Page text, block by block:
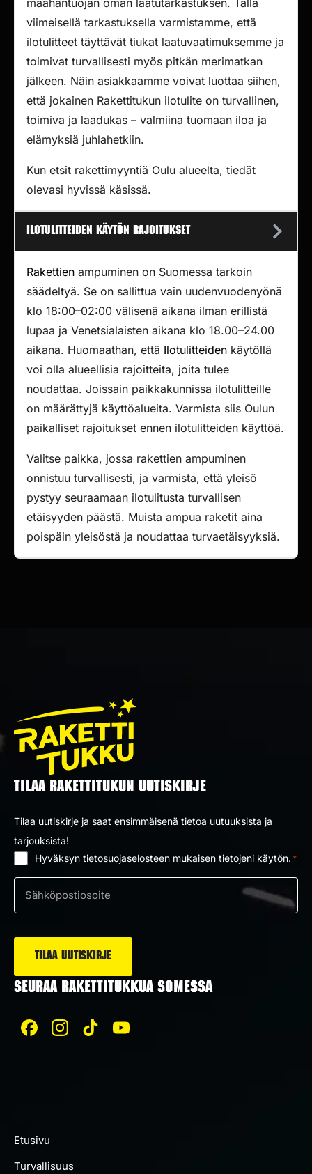
maahantuojan oman laatutarkastuksen. Tällä
viimeisellä tarkastuksella varmistamme, että
ilotulitteet täyttävät tiukat laatuvaatimuksemme ja
toimivat turvallisesti myös pitkän merimatkan
jälkeen. Näin asiakkaamme voivat luottaa siihen,
että jokainen Rakettitukun ilotulite on turvallinen,
toimiva ja laadukas – valmiina tuomaan iloa ja
elämyksiä juhlahetkiin.
Kun etsit rakettimyyntiä Oulu alueelta, tiedät
olevasi hyvissä käsissä.
Ilotulitteiden käytön rajoitukset
Rakettien ampuminen on Suomessa tarkoin
säädeltyä. Se on sallittua vain uudenvuodenyönä
klo 18:00–02:00 välisenä aikana ilman erillistä
lupaa ja Venetsialaisten aikana klo 18.00–24.00
aikana. Huomaathan, että Ilotulitteiden käytöllä
voi olla alueellisia rajoitteita, joita tulee
noudattaa. Joissain paikkakunnissa ilotulitteille
on määrättyjä käyttöalueita. Varmista siis Oulun
paikalliset rajoitukset ennen ilotulitteiden käyttöä.
Valitse paikka, jossa rakettien ampuminen
onnistuu turvallisesti, ja varmista, että yleisö
pystyy seuraamaan ilotulitusta turvallisen
etäisyyden päästä. Muista ampua raketit aina
poispäin yleisöstä ja noudattaa turvaetäisyyksiä.
TILAA RAKETTITUKUN UUTISKIRJE
Tilaa uutiskirje ja saat ensimmäisenä tietoa uutuuksista ja
tarjouksista!
Hyväksyn tietosuojaselosteen mukaisen tietojeni käytön. *
Sähköposti
SEURAA RAKETTITUKKUA SOMESSA
Etusivu
Turvallisuus